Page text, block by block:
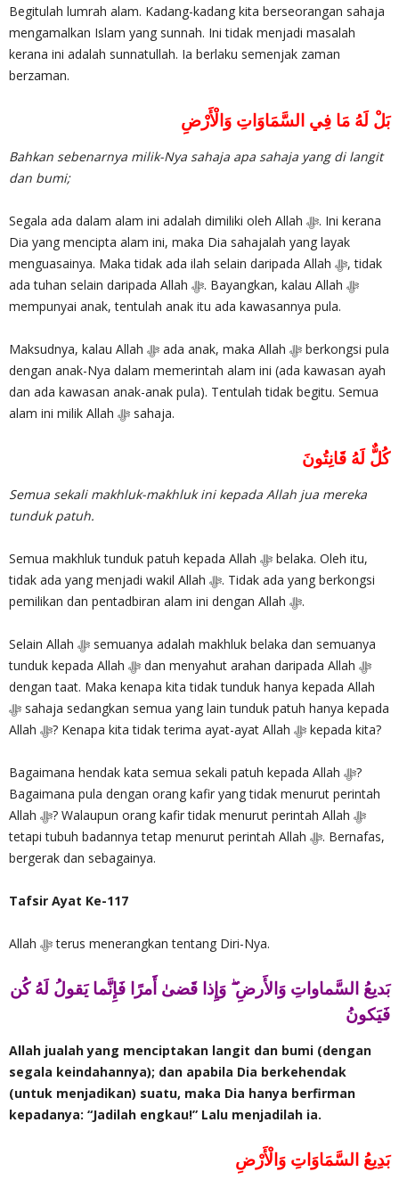
Begitulah lumrah alam. Kadang-kadang kita berseorangan sahaja
mengamalkan Islam yang sunnah. Ini tidak menjadi masalah
kerana ini adalah sunnatullah. Ia berlaku semenjak zaman
berzaman.
بَلْ لَهُ مَا فِي السَّمَاوَاتِ وَالْأَرْضِ
Bahkan sebenarnya milik-Nya sahaja apa sahaja yang di langit
dan bumi;
Segala ada dalam alam ini adalah dimiliki oleh Allah ‎ﷻ. Ini kerana
Dia yang mencipta alam ini, maka Dia sahajalah yang layak
menguasainya. Maka tidak ada ilah selain daripada Allah ‎ﷻ, tidak
ada tuhan selain daripada Allah ‎ﷻ. Bayangkan, kalau Allah ‎ﷻ
mempunyai anak, tentulah anak itu ada kawasannya pula.
Maksudnya, kalau Allah ‎ﷻ ada anak, maka Allah ‎ﷻ berkongsi pula
dengan anak-Nya dalam memerintah alam ini (ada kawasan ayah
dan ada kawasan anak-anak pula). Tentulah tidak begitu. Semua
alam ini milik Allah ‎ﷻ sahaja.
كُلٌّ لَهُ قَانِتُونَ
Semua sekali makhluk-makhluk ini kepada Allah jua mereka
tunduk patuh.
Semua makhluk tunduk patuh kepada Allah ‎ﷻ belaka. Oleh itu,
tidak ada yang menjadi wakil Allah ‎ﷻ. Tidak ada yang berkongsi
pemilikan dan pentadbiran alam ini dengan Allah ‎ﷻ.
Selain Allah ‎ﷻ semuanya adalah makhluk belaka dan semuanya
tunduk kepada Allah ‎ﷻ dan menyahut arahan daripada Allah ‎ﷻ
dengan taat. Maka kenapa kita tidak tunduk hanya kepada Allah
Allah ‎ﷻ? Kenapa kita tidak terima ayat-ayat Allah ‎ﷻ kepada kita?
Bagaimana hendak kata semua sekali patuh kepada Allah ‎ﷻ?
Bagaimana pula dengan orang kafir yang tidak menurut perintah
Allah ‎ﷻ? Walaupun orang kafir tidak menurut perintah Allah ‎ﷻ
tetapi tubuh badannya tetap menurut perintah Allah ‎ﷻ. Bernafas,
bergerak dan sebagainya.
Tafsir Ayat Ke-117
Allah ‎ﷻ terus menerangkan tentang Diri-Nya.
بَديعُ السَّماواتِ وَالأَرضِ ۖ وَإِذا قَضىٰ أَمرًا فَإِنَّما يَقولُ لَهُ كُن
فَيَكونُ
Allah jualah yang menciptakan langit dan bumi (dengan
segala keindahannya); dan apabila Dia berkehendak
(untuk menjadikan) suatu, maka Dia hanya berfirman
kepadanya: “Jadilah engkau!” Lalu menjadilah ia.
بَدِيعُ السَّمَاوَاتِ وَالْأَرْضِ